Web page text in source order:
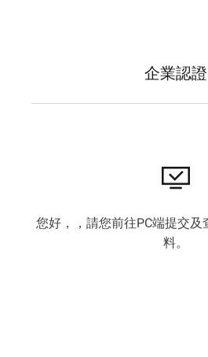
企業認證
您好，
，請您前往PC端提交
料。